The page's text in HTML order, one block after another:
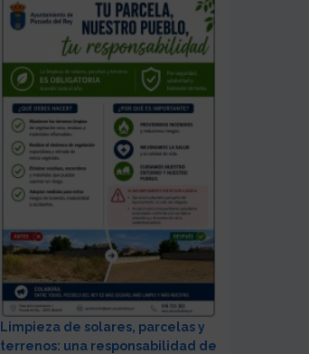
Limpieza de solares, parcelas y
terrenos: una responsabilidad de